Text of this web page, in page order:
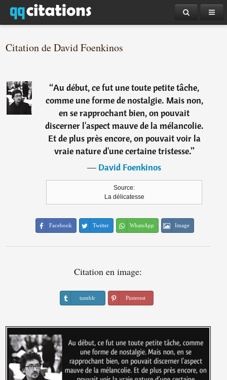
Citation de David Foenkinos
“Au début, ce fut une toute petite tâche,
comme une forme de nostalgie. Mais non,
en se rapprochant bien, on pouvait
discerner l'aspect mauve de la mélancolie.
Et de plus près encore, on pouvait voir la
vraie nature d'une certaine tristesse.”
―David Foenkinos
Source:
La délicatesse
Facebook Twitter WhatsApp Image
Citation en image:
tumblr Pinterest